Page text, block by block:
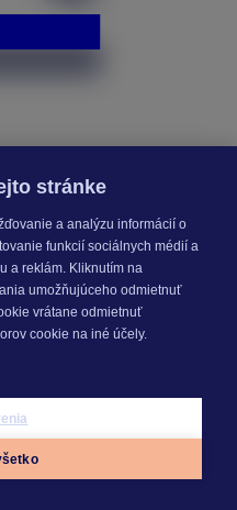
stránke
a analýzu informácií o
funkcií sociálnych médií a
a reklám. Kliknutím na
umožňujúceho odmietnuť
vrátane odmietnuť
cookie na iné účely.